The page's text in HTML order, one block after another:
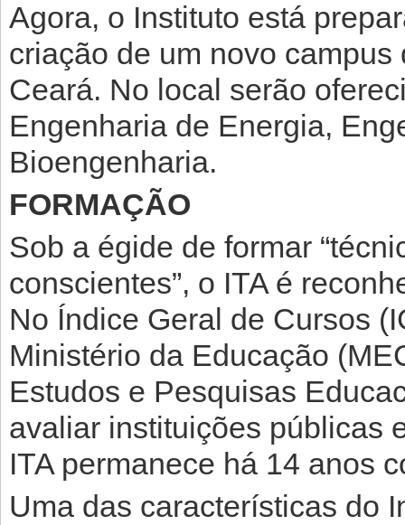
Agora, o Instituto está
criação de um novo
Ceará. No local serão
Engenharia de Energia,
Bioengenharia.
FORMAÇÃO
Sob a égide de formar
conscientes”, o ITA é
No Índice Geral de Cursos
Ministério da Educação
Estudos e Pesquisas
avaliar instituições públicas
ITA permanece há 14 anos
Uma das características do